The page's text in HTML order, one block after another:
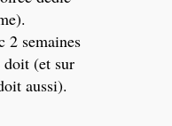
2 semaines
doit (et sur
aussi).